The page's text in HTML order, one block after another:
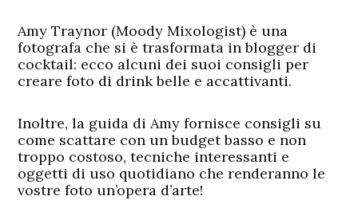
Amy Traynor (Moody Mixologist) è una
fotografa che si è trasformata in blogger di
cocktail: ecco alcuni dei suoi consigli per
creare foto di drink belle e accattivanti.
Inoltre, la guida di Amy fornisce consigli su
come scattare con un budget basso e non
troppo costoso, tecniche interessanti e
oggetti di uso quotidiano che renderanno le
vostre foto un’opera d’arte!